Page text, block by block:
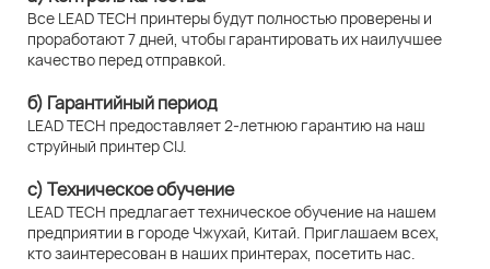
Все LEAD TECH принтеры будут полностью проверены и
проработают 7 дней, чтобы гарантировать их наилучшее
качество перед отправкой.
б) Гарантийный период
LEAD TECH предоставляет 2-летнюю гарантию на наш
струйный принтер CIJ.
c) Техническое обучение
LEAD TECH предлагает техническое обучение на нашем
предприятии в городе Чжухай, Китай. Приглашаем всех,
кто заинтересован в наших принтерах, посетить нас.